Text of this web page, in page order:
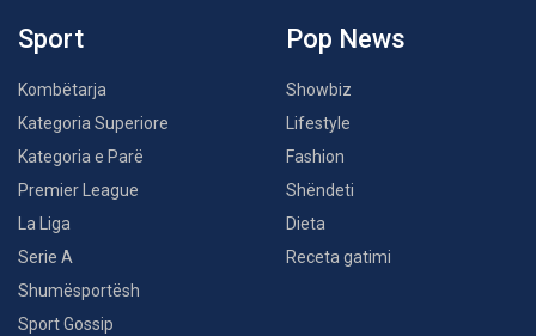
Sport
Kombëtarja
Kategoria Superiore
Kategoria e Parë
Premier League
La Liga
Serie A
Shumësportësh
Sport Gossip
Pop News
Showbiz
Lifestyle
Fashion
Shëndeti
Dieta
Receta gatimi